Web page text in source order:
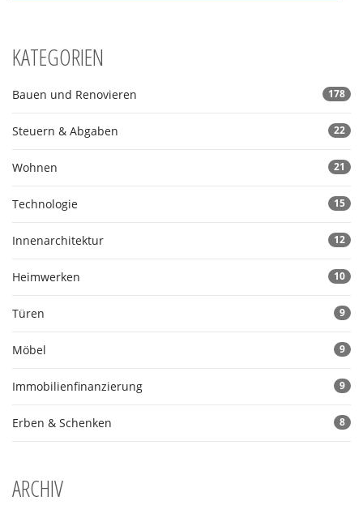
KATEGORIEN
Bauen und Renovieren 178
Steuern & Abgaben 22
Wohnen 21
Technologie 15
Innenarchitektur 12
Heimwerken 10
Türen 9
Möbel 9
Immobilienfinanzierung 9
Erben & Schenken 8
ARCHIV